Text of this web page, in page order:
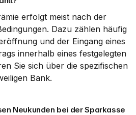
erfolgt meist nach der
Dazu zählen häufig
und der Eingang eines
innerhalb eines festgelegten
Sie sich über die spezifischen
Bank.
Neukunden bei der Sparkasse